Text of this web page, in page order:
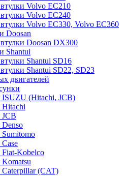
Volvo EC210
Volvo EC240
Volvo EC330, Volvo EC360
Doosan
Doosan DX300
Shantui
Shantui SD16
Shantui SD22, SD23
двигателей
(Hitachi, JCB)
Kobelco
(CAT)